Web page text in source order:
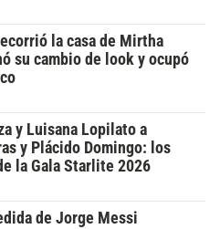
la casa de Mirtha
su cambio de look y ocupó
y Luisana Lopilato a
y Plácido Domingo: los
la Gala Starlite 2026
de Jorge Messi